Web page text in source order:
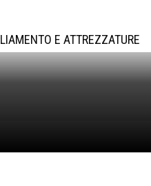
E ATTREZZATURE